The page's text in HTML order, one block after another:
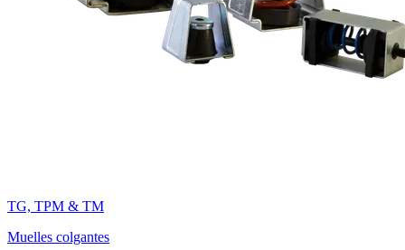
TG, TPM & TM
Muelles colgantes